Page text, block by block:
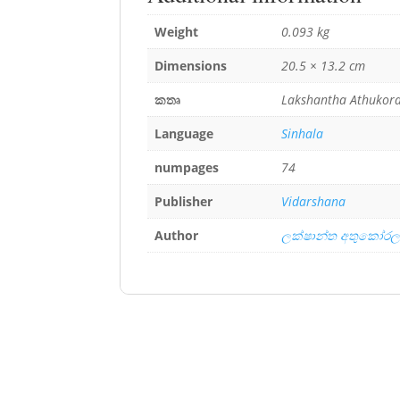
Weight
0.093 kg
Dimensions
20.5 × 13.2 cm
කතෘ
Lakshantha
Language
Sinhala
numpages
74
Publisher
Vidarshana
Author
ලක්ෂාන්ත අතුකෝරල